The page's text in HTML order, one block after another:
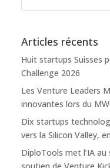
Articles récents
Huit startups Suisses
Challenge 2026
Les Venture Leaders
innovantes lors du
Dix startups
vers la Silicon Valley,
DiploTools met l’IA au